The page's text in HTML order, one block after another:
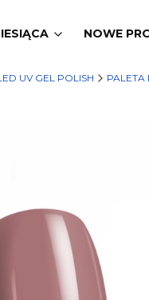
NOWE
UV GEL POLISH